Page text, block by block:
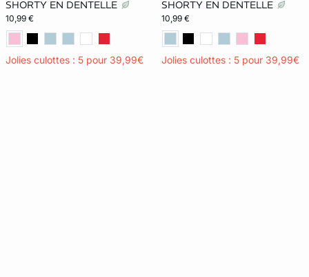
SHORTY EN DENTELLE
10,99 €
Jolies culottes : 5 pour 39,99€
SHORTY EN DENTELLE
10,99 €
Jolies culottes : 5 pour 39,99€